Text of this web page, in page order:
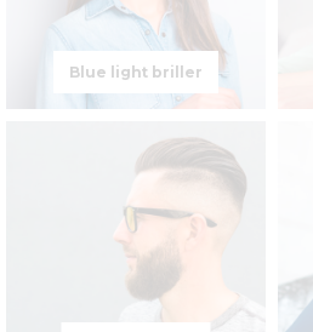
Blue light briller